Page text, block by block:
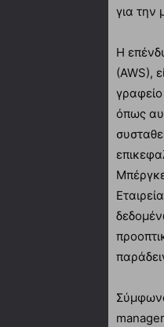
για την
Η
(AWS),
όπως